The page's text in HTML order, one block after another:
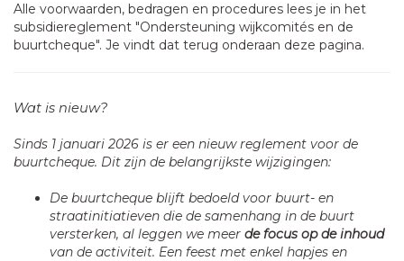
Alle voorwaarden, bedragen en procedures lees je in het
subsidiereglement "Ondersteuning wijkcomités en de
buurtcheque". Je vindt dat terug onderaan deze pagina.
Wat is nieuw?
Sinds 1 januari 2026 is er een nieuw reglement voor de
buurtcheque. Dit zijn de belangrijkste wijzigingen:
De buurtcheque blijft bedoeld voor buurt- en
straatinitiatieven die de samenhang in de buurt
versterken, al leggen we meer de focus op de inhoud
van de activiteit. Een feest met enkel hapjes en